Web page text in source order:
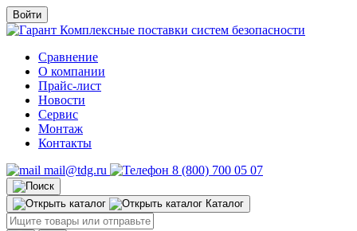
Войти
Комплексные поставки систем безопасности
Сравнение
О компании
Прайс-лист
Новости
Сервис
Монтаж
Контакты
mail@tdg.ru
8 (800) 700 05 07
Каталог